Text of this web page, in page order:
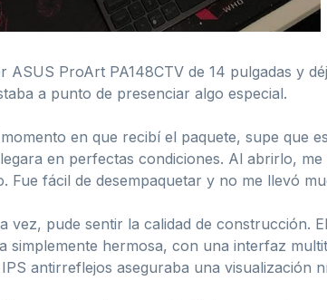
ProArt PA148CTV de 14 pulgadas y
a punto de presenciar algo especial.
en que recibí el paquete, supe que
en perfectas condiciones. Al abrirlo,
fácil de desempaquetar y no me llevó
pude sentir la calidad de construcción.
simplemente hermosa, con una interfaz
antirreflejos aseguraba una visualización